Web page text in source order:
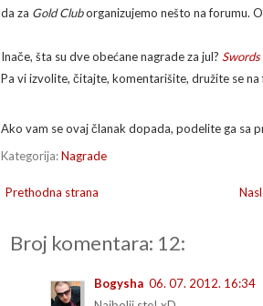
da za Gold Cluborganizujemo nešto na forumu.
Inače, šta su dve obećane nagrade za jul?
Pa vi izvolite, čitajte, komentarišite, družite se na
Ako vam se ovaj članak dopada, podelite ga sa
Kategorija:Nagrade
Prethodna strana
Broj komentara: 12:
Bogysha 06. 07. 2012. 16:34